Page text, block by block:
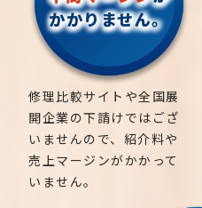
かかりません。
修理比較サイトや全国展
開企業の下請けではござ
いませんので、紹介料や
売上マージンがかかって
いません。